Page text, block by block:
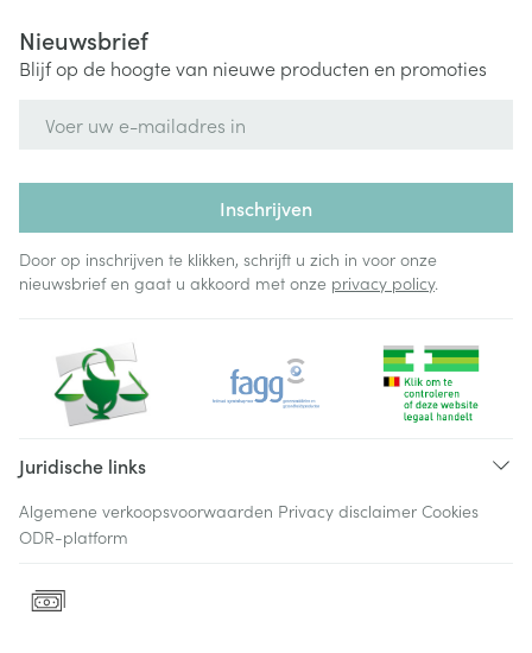
Nieuwsbrief
Blijf op de hoogte van nieuwe producten en promoties
Inschrijven
Door op inschrijven te klikken, schrijft u zich in voor onze
nieuwsbrief en gaat u akkoord met onze privacy policy.
Juridische links
Algemene verkoopsvoorwaarden Privacy disclaimer Cookies
ODR-platform